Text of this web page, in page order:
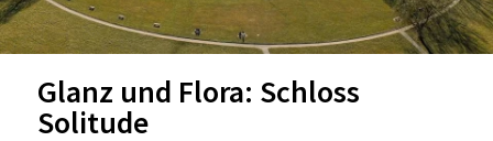
Citytour
Übernachtung
Erlebnisse
Essen & Trinken
Wein
Automobil
Kultur
Glanz und Flora: Schloss
Solitude